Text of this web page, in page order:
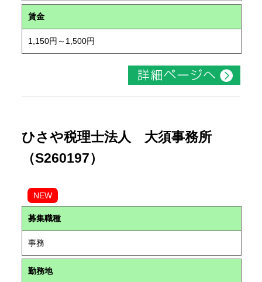
賃金
1,150円～1,500円
ひさや税理士法人 大須事務所
（S260197）
NEW
募集職種
事務
勤務地